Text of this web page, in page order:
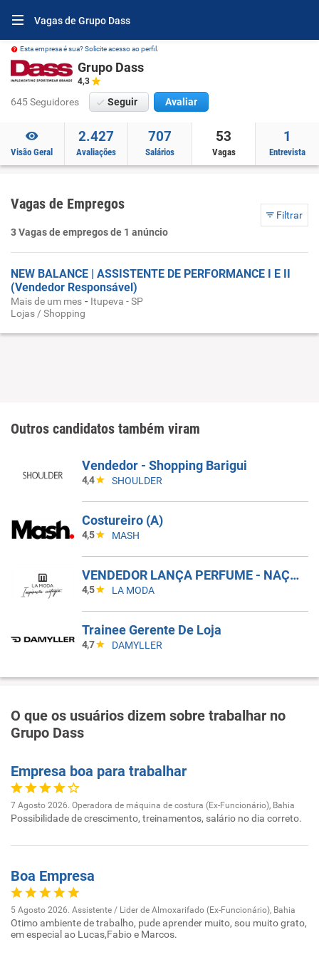
Vagas de Grupo Dass
Esta empresa é sua? Solicite acesso ao perfil.
Grupo Dass
4,3
645 Seguidores Seguir Avaliar
Visão Geral
2.427
Avaliações
707
Salários
53
Vagas
1
Entrevista
Vagas de Empregos
Filtrar
3 Vagas de empregos de 1 anúncio
NEW BALANCE | ASSISTENTE DE PERFORMANCE I E II
(Vendedor Responsável)
Mais de um mes - Itupeva - SP
Lojas / Shopping
Outros candidatos também viram
Vendedor - Shopping Barigui
4,4 SHOULDER
Costureiro (A)
4,5 MASH
VENDEDOR LANÇA PERFUME - NAÇÕES SHOPPING
4,5 LA MODA
Trainee Gerente De Loja
4,7 DAMYLLER
O que os usuários dizem sobre trabalhar no
Grupo Dass
Empresa boa para trabalhar
7 Agosto 2026. Operadora de máquina de costura (Ex-Funcionário), Bahia
Possibilidade de crescimento, treinamentos, salário no dia correto.
Boa Empresa
5 Agosto 2026. Assistente / Lider de Almoxarifado (Ex-Funcionário), Bahia
Otimo ambiente de trabalho, pude aprender muito, sou muito grato,
em especial ao Lucas,Fabio e Marcos.